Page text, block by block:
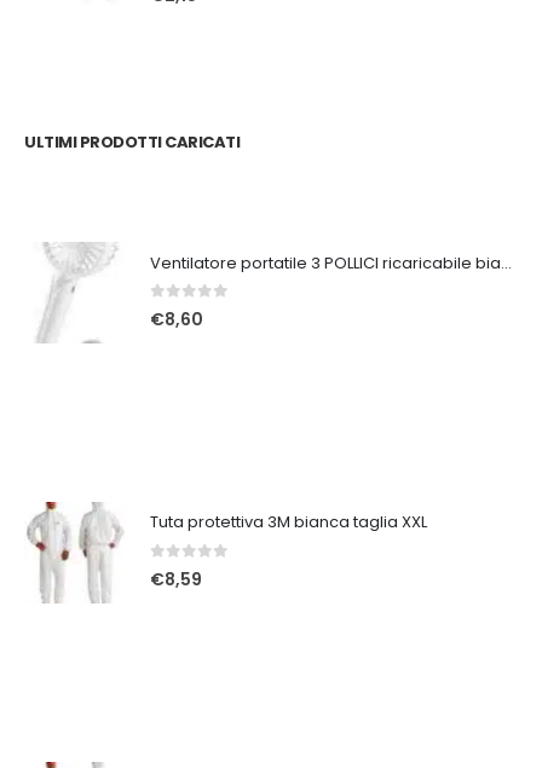
ULTIMI PRODOTTI CARICATI
Ventilatore portatile 3 POLLICI ricaricabile bianco
0Su 5
€8,60
Tuta protettiva 3M bianca taglia XXL
0Su 5
€8,59